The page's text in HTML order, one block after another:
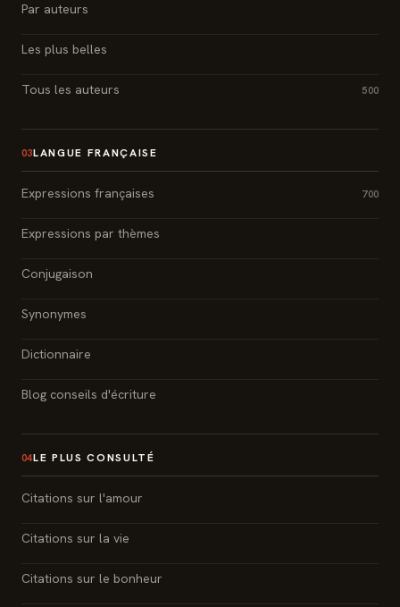
Par auteurs
Les plus belles
Tous les auteurs 500
03LANGUE FRANÇAISE
Expressions françaises 700
Expressions par thèmes
Conjugaison
Synonymes
Dictionnaire
Blog conseils d'écriture
04LE PLUS CONSULTÉ
Citations sur l'amour
Citations sur la vie
Citations sur le bonheur